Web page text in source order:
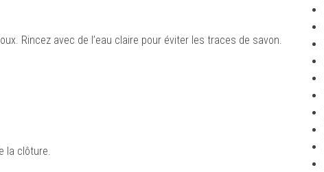
Rincez avec de l’eau claire pour éviter les traces de savon.
la clôture.